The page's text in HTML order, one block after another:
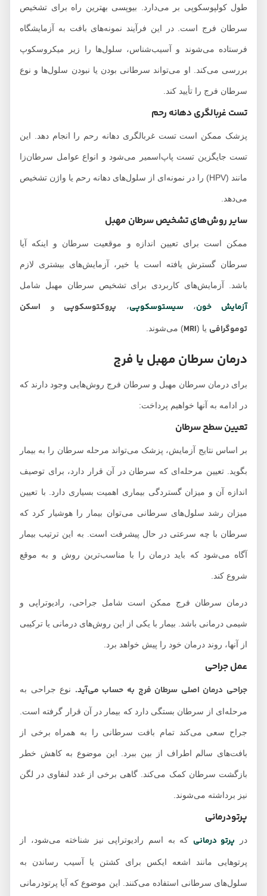
طول کولپوسکوپی بر می‌دارد. بیوپسی بهترین راه برای تشخیص
سرطان فرج است. در این فرآیند نمونه‌های بافت به آزمایشگاه
فرستاده می‌شوند و آسیب‌شناس، سلول‌ها را زیر میکروسکوپ
بررسی می‌کند. او می‌تواند سرطانی بودن یا نبودن سلول‌ها و نوع
سرطان فرج را تأیید کند.
تست غربالگری دهانه رحم
پزشک ممکن است تست غربالگری دهانه رحم را انجام دهد. این
تست جایگزین تست پاپ‌اسمیر می‌شود و انواع عوامل سرطان‌زا
مانند (HPV) را در نمونه‌ای از سلول‌های دهانه رحم یا واژن تشخیص
می‌دهد.
سایر روش‌های تشخیص سرطان مهبل
ممکن است برای تعیین اندازه و موقعیت سرطان و اینکه آیا
سرطان گسترش یافته است یا خیر، آزمایش‌های بیشتری لازم
باشد. آزمایش‌های کاربردی برای تشخیص سرطان مهبل شامل
آزمایش خون ،سیستوسکوپی،پروکتوسکوپیو
اسکن
توموگرافییا (MRI ) می‌شوند.
درمان سرطان مهبل یا فرج
برای درمان سرطان مهبل و سرطان فرج روش‌هایی وجود دارند که
در ادامه به آنها خواهیم پرداخت:
تعیین سطح سرطان
بر اساس نتایج آزمایش، پزشک می‌تواند مرحله سرطان را به بیمار
بگوید. تعیین مرحله‌ای که سرطان در آن قرار دارد، برای توصیف
اندازه آن و میزان گستردگی بیماری اهمیت بسیاری دارد. با تعیین
میزان رشد سلول‌های سرطانی می‌توان بیمار را هوشیار کرد که
سرطان با چه سرعتی در حال پیشرفت است. به این ترتیب بیمار
آگاه می‌شود که باید درمان را با مناسب‌ترین روش و به موقع
شروع کند.
درمان سرطان فرج ممکن است شامل جراحی، رادیوتراپی و
شیمی درمانی باشد. بیمار با یکی از این روش‌های درمانی یا ترکیبی
از آنها، روند درمان خود را پیش خواهد برد.
عمل جراحی
جراحی درمان اصلی سرطان فرج به حساب می‌آید.نوع جراحی به
مرحله‌ای از سرطان بستگی دارد که بیمار در آن قرار گرفته است.
جراح سعی می‌کند تمام بافت سرطانی را به همراه برخی از
بافت‌های سالم اطراف از بین ببرد. این موضوع به کاهش خطر
بازگشت سرطان کمک می‌کند. گاهی برخی از غدد لنفاوی در لگن
نیز برداشته می‌شوند.
پرتودرمانی
پرتو درمانیکه به اسم رادیوتراپی نیز شناخته می‌شود، از
پرتوهایی مانند اشعه ایکس برای کشتن یا آسیب رساندن به
سلول‌های سرطانی استفاده می‌کنند. این موضوع که آیا پرتودرمانی